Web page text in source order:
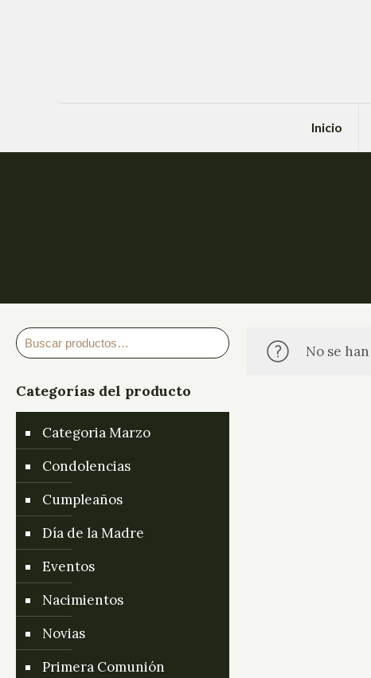
Inicio
No se
Categorías del producto
Categoria Marzo
Condolencias
Cumpleaños
Día de la Madre
Eventos
Nacimientos
Novias
Primera Comunión